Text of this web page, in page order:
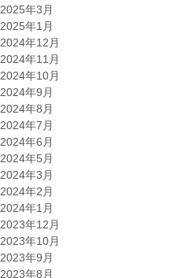
2025年3月
2025年1月
2024年12月
2024年11月
2024年10月
2024年9月
2024年8月
2024年7月
2024年6月
2024年5月
2024年3月
2024年2月
2024年1月
2023年12月
2023年10月
2023年9月
2023年8月